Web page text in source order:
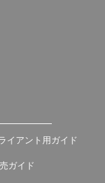
イアント用ガイド
ガイド